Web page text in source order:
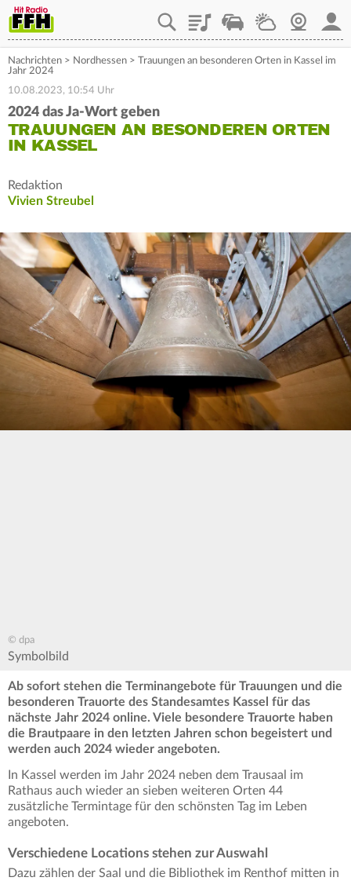
PlaylistStaupilotWetterWebcam
Nachrichten > Nordhessen > Trauungen an besonderen Orten in Kassel im
Jahr 2024
10.08.2023, 10:54 Uhr
2024 das Ja-Wort geben
TRAUUNGEN AN BESONDEREN ORTEN
IN KASSEL
Redaktion
Vivien Streubel
© dpa
Symbolbild
Ab sofort stehen die Terminangebote für Trauungen und die
besonderen Trauorte des Standesamtes Kassel für das
nächste Jahr 2024 online. Viele besondere Trauorte haben
die Brautpaare in den letzten Jahren schon begeistert und
werden auch 2024 wieder angeboten.
In Kassel werden im Jahr 2024 neben dem Trausaal im
Rathaus auch wieder an sieben weiteren Orten 44
zusätzliche Termintage für den schönsten Tag im Leben
angeboten.
Verschiedene Locations stehen zur Auswahl
Dazu zählen der Saal und die Bibliothek im Renthof mitten in